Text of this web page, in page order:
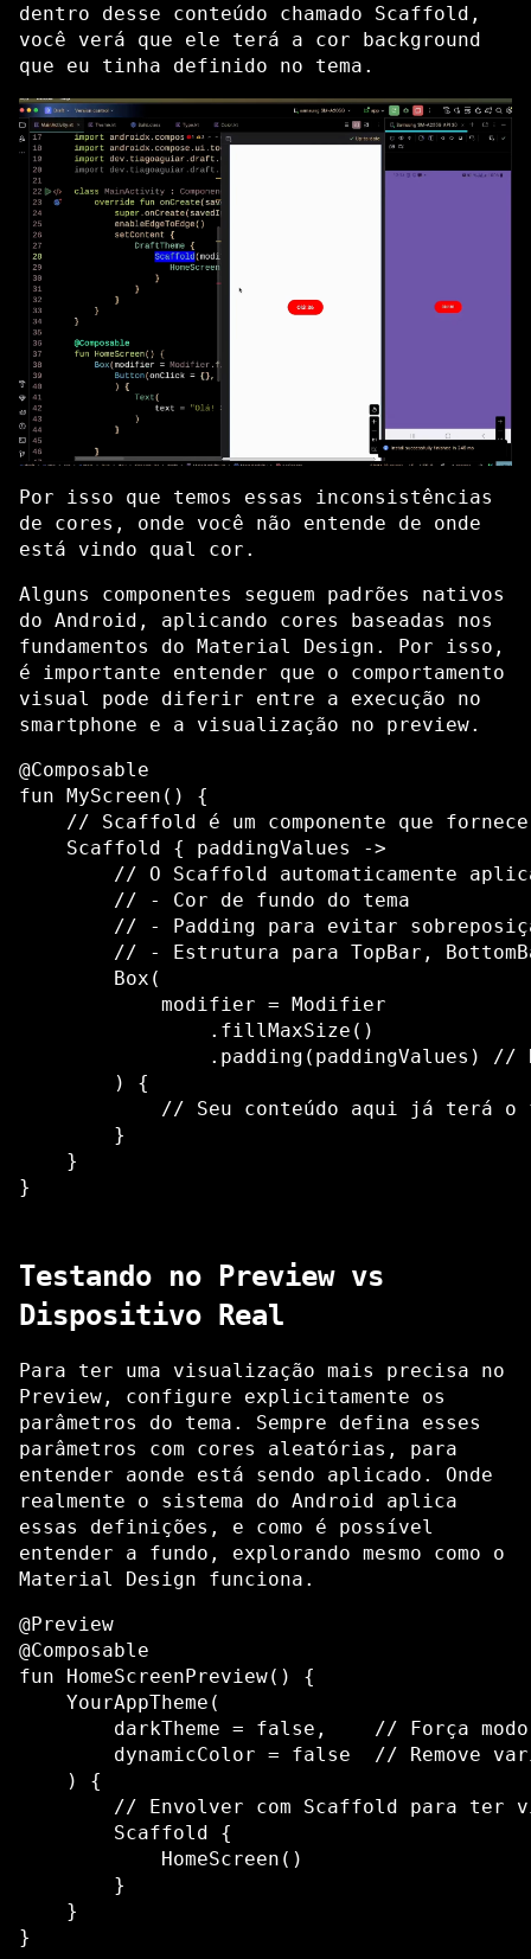
dentro desse conteúdo chamado Scaffold,
você verá que ele terá a cor background
que eu tinha definido no tema.
Por isso que temos essas inconsistências
de cores, onde você não entende de onde
está vindo qual cor.
Alguns componentes seguem padrões nativos
do Android, aplicando cores baseadas nos
fundamentos do Material Design. Por isso,
é importante entender que o comportamento
visual pode diferir entre a execução no
smartphone e a visualização no preview.
@Composable
fun MyScreen() {
// Scaffold é um componente que
    Scaffold { paddingValues ->
// O Scaffold automaticamente
        // - Cor de fundo do tema
// - Padding para evitar
// - Estrutura para TopBar,
        Box(
            modifier = Modifier
                .fillMaxSize()
.padding(paddingValues) //
        ) {
// Seu conteúdo aqui já terá o
        }
    }
Testando no Preview vs
Dispositivo Real
Para ter uma visualização mais precisa no
Preview, configure explicitamente os
parâmetros do tema. Sempre defina esses
parâmetros com cores aleatórias, para
entender aonde está sendo aplicado. Onde
realmente o sistema do Android aplica
essas definições, e como é possível
entender a fundo, explorando mesmo como o
Material Design funciona.
@Preview
@Composable
fun HomeScreenPreview() {
    YourAppTheme(
darkTheme = false,    // Força
dynamicColor = false  // Remove
    ) {
// Envolver com Scaffold para ter
        Scaffold {
            HomeScreen()
        }
    }